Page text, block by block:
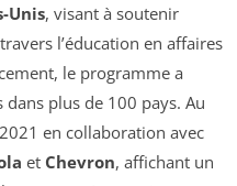
Unis, visant à soutenir
l’éducation en affaires
le programme a
plus de 100 pays. Au
en collaboration avec
et Chevron, affichant un